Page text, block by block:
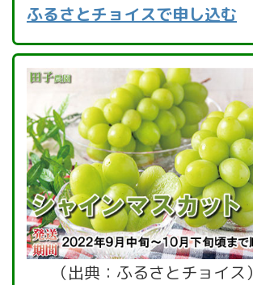
ふるさとチョイスで申し込む
（出典：ふるさとチョイス）